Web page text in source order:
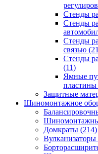
Стенды
Стенды
Стенды
связью
Стенды
(11)
Ямные
пластины
Защитные
Шиномонтажное
Домкраты (214)
Вулканизаторы